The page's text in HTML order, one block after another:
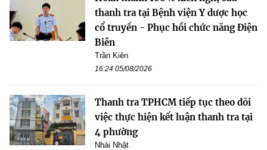
thanh tra tại Bệnh viện Y dược học
cổ truyền - Phục hồi chức năng Điện
Biên
Trần Kiên
16:24 05/08/2026
Thanh tra TPHCM tiếp tục theo dõi
việc thực hiện kết luận thanh tra tại
4 phường
Nhài Nhật